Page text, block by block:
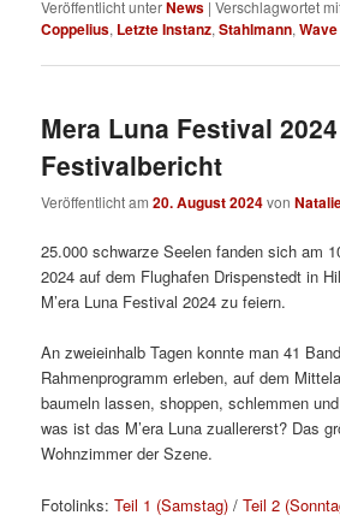
Veröffentlicht unterNews |Verschlagwortet
Coppelius, Letzte Instanz,Stahlmann,
Mera Luna Festival
Festivalbericht
Veröffentlicht am20. August 2024von
25.000 schwarze Seelen fanden sich am
2024 auf dem Flughafen Drispenstedt in
M’era Luna Festival 2024 zu feiern.
An zweieinhalb Tagen konnte man 41
Rahmenprogramm erleben, auf dem
baumeln lassen, shoppen, schlemmen
was ist das M’era Luna zuallererst? Das
Wohnzimmer der Szene.
Fotolinks:Teil 1 (Samstag) /Teil 2